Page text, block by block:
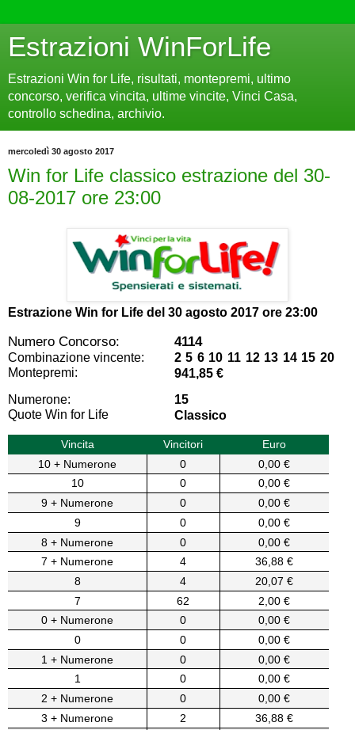
Estrazioni WinForLife
Estrazioni Win for Life, risultati, montepremi, ultimo
concorso, verifica vincita, ultime vincite, Vinci Casa,
controllo schedina, archivio.
mercoledì 30 agosto 2017
Win for Life classico estrazione del 30-
08-2017 ore 23:00
Estrazione Win for Life del 30 agosto 2017 ore 23:00
Numero Concorso: 4114
Combinazione vincente:
2 5 6 10 11 12 13 14 15 20
Montepremi:
941,85 €
Numerone:
15
Quote Win for Life
Classico
Vincita Vincitori
Euro
10 + Numerone
0
0,00 €
10
0
0,00 €
9 + Numerone
0
0,00 €
9
0
0,00 €
8 + Numerone
0
0,00 €
7 + Numerone
4
36,88 €
8
4
20,07 €
7
62
2,00 €
0 + Numerone
0
0,00 €
0
0
0,00 €
1 + Numerone
0
0,00 €
1
0
0,00 €
2 + Numerone
0
0,00 €
3 + Numerone
2
36,88 €